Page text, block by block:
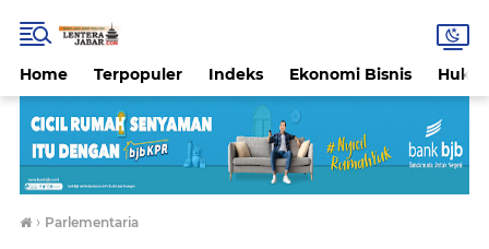
Home Terpopuler Indeks Ekonomi Bisnis
› Parlementaria